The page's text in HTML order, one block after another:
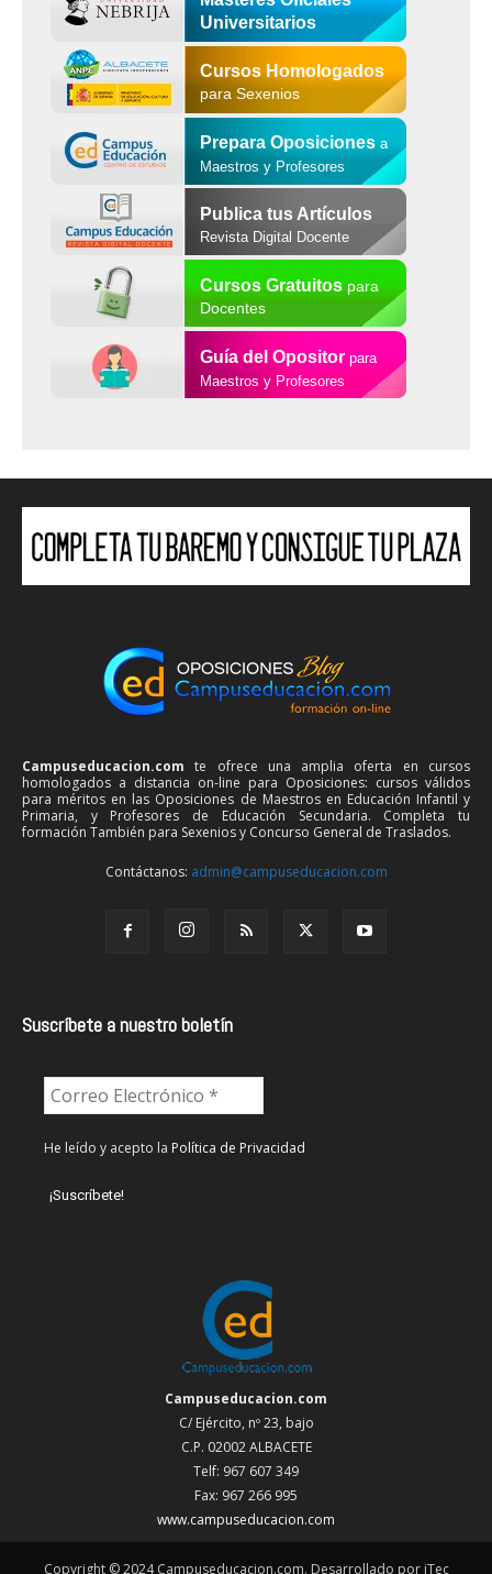
Universitarios
Cursos Homologados
para Sexenios
Prepara Oposiciones a
Maestros y Profesores
Publica tus Artículos
Revista Digital Docente
Cursos Gratuitospara
Docentes
Guía del Opositor para
Maestros y Profesores
Campuseducacion.com te ofrece una amplia oferta en cursos
homologados a distancia on-line para Oposiciones: cursos válidos
para méritos en las Oposiciones de Maestros en Educación Infantil y
Primaria, y Profesores de Educación Secundaria. Completa tu
formación También para Sexenios y Concurso General de Traslados.
Contáctanos: admin@campuseducacion.com
Suscríbete a nuestro boletín
He leído y acepto la Política de Privacidad
Campuseducacion.com
C/ Ejército, nº 23, bajo
C.P. 02002 ALBACETE
Telf: 967 607 349
Fax: 967 266 995
www.campuseducacion.com
Copyright © 2024 Campuseducacion.com. Desarrollado por iTec